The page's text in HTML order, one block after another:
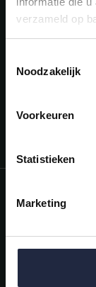
verzameld op
Noodzakelijk
Voorkeuren
Statistieken
Marketing
Meld je aan voor
Mijn
Categorieën